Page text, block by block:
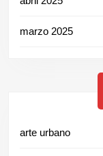
marzo 2025
arte urbano